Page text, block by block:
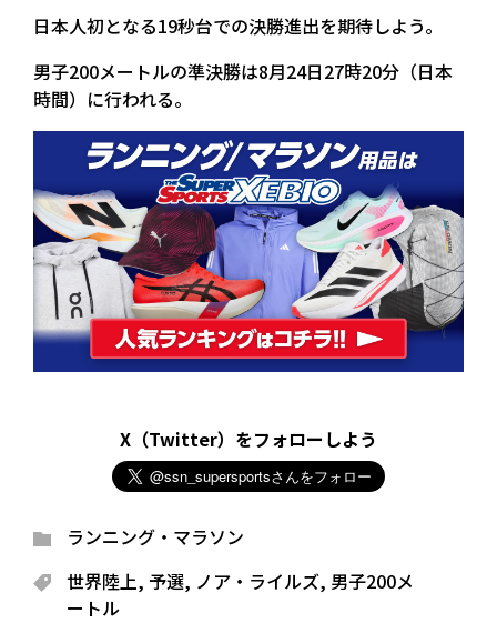
日本人初となる19秒台での決勝進出を期待しよう。
男子200メートルの準決勝は8月24日27時20分（日本
時間）に行われる。
X（Twitter）をフォローしよう
ランニング・マラソン
世界陸上, 予選, ノア・ライルズ, 男子200メ
ートル